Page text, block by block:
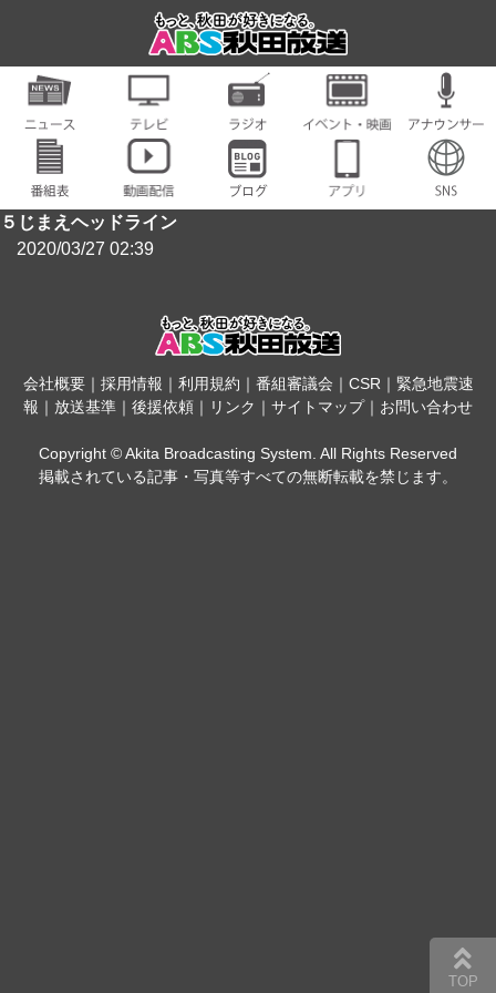
５じまえヘッドライン
2020/03/27 02:39
会社概要｜ 採用情報 ｜ 利用規約 ｜ 番組審議会 ｜ CSR｜ 緊急地震速
報 ｜ 放送基準 ｜ 後援依頼 ｜ リンク ｜ サイトマップ｜ お問い合わせ
Copyright © Akita Broadcasting System. All Rights Reserved
掲載されている記事・写真等すべての無断転載を禁じます。